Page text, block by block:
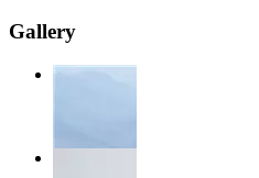
Gallery